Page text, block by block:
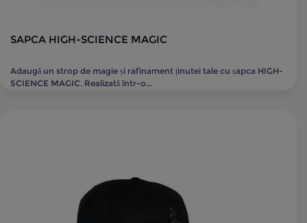
SAPCA HIGH-SCIENCE MAGIC
Adaugă un strop de magie și rafinament ținutei tale cu șapca HIGH-
SCIENCE MAGIC. Realizată într-o...